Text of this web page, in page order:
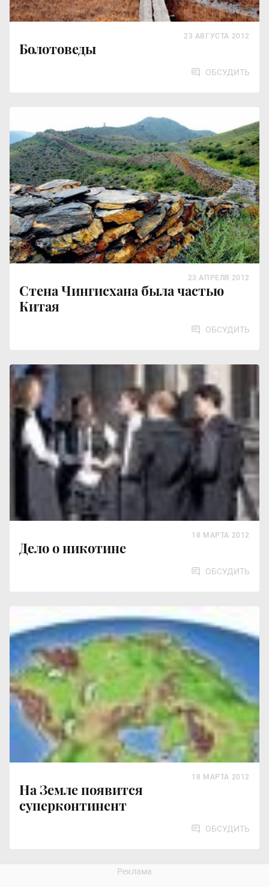
Болотоведы
23 АВГУСТА 2012
ОБСУДИТЬ
Стена Чингисхана была частью
Китая
23 АПРЕЛЯ 2012
ОБСУДИТЬ
Дело о никотине
18 МАРТА 2012
ОБСУДИТЬ
На Земле появится
суперконтинент
18 МАРТА 2012
ОБСУДИТЬ